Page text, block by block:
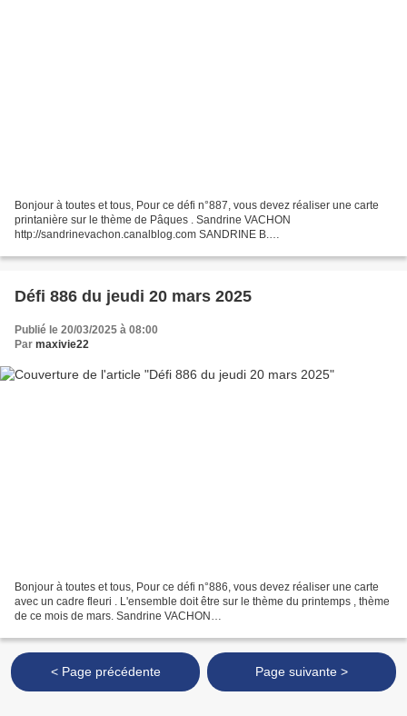
Bonjour à toutes et tous, Pour ce défi n°887, vous devez réaliser une carte
printanière sur le thème de Pâques . Sandrine VACHON
http://sandrinevachon.canalblog.com SANDRINE B.
sableturquoise.eklablog.com/...
Défi 886 du jeudi 20 mars 2025
Publié le 20/03/2025 à 08:00
Par maxivie22
Bonjour à toutes et tous, Pour ce défi n°886, vous devez réaliser une carte
avec un cadre fleuri . L'ensemble doit être sur le thème du printemps , thème
de ce mois de mars. Sandrine VACHON
http://passionscrap52.over-blog.com/...
< Page précédente Page suivante >